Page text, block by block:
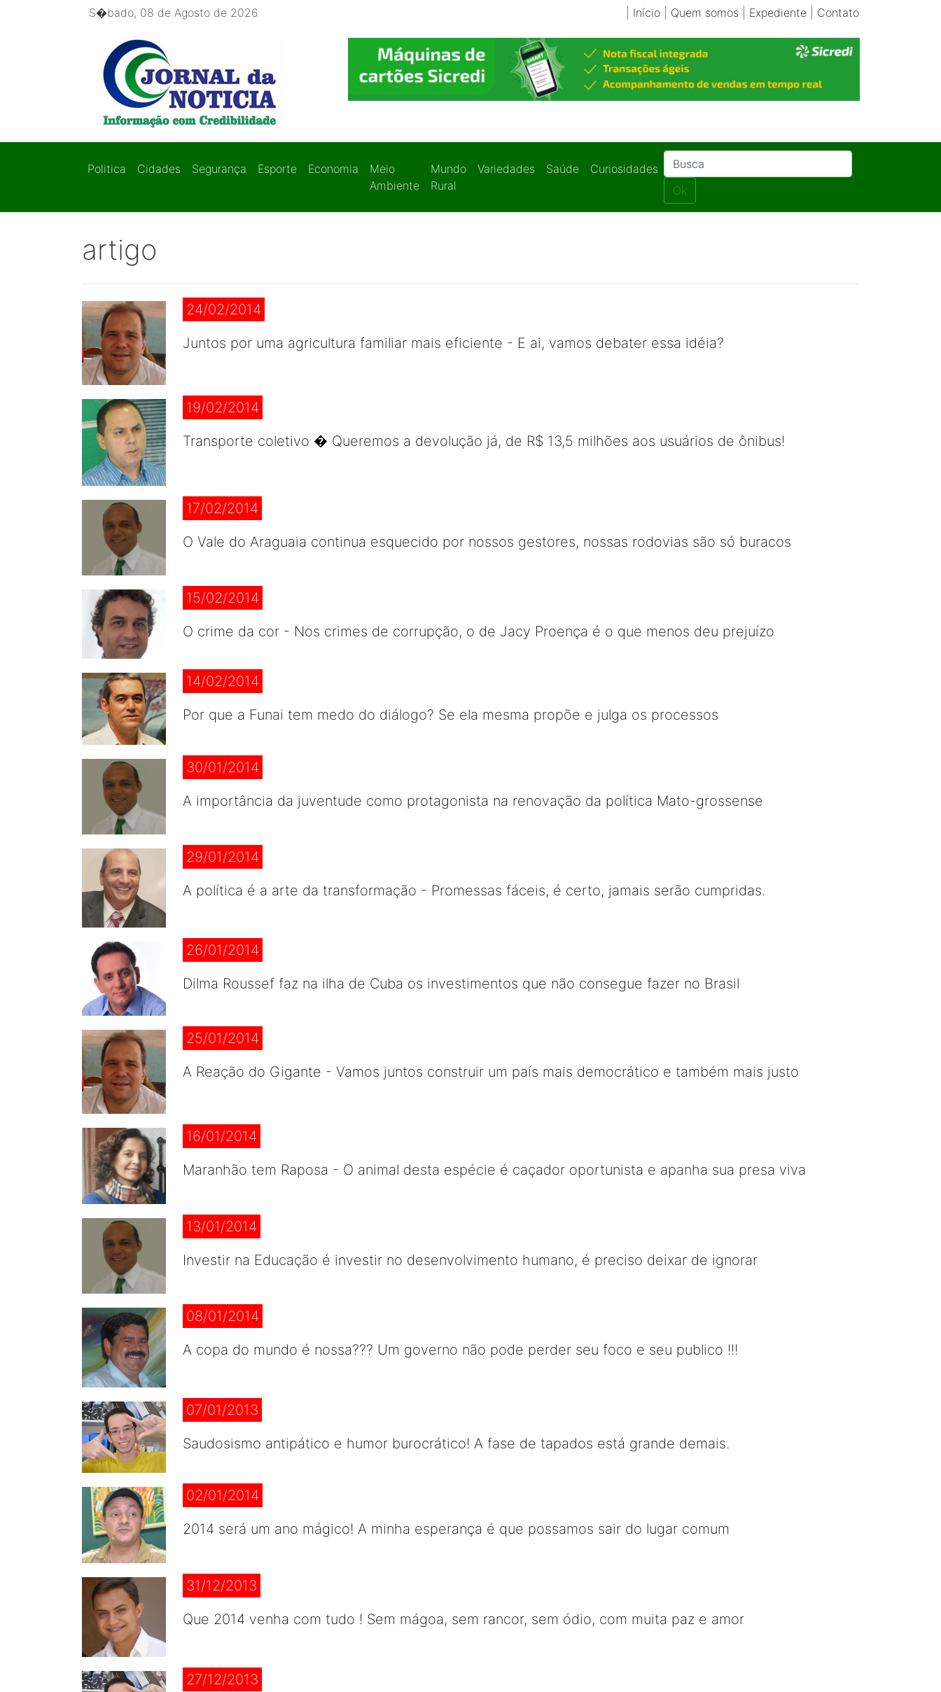
S�bado, 08 de Agosto de 2026 Início| Quem somos Expediente| Contato
Politica Cidades Segurança Esporte Economia
Meio
Ambiente
Mundo
Rural
Variedades Saúde
Curiosidades
Ok
artigo
24/02/2014
Juntos por uma agricultura familiar mais eficiente - E ai, vamos debater essa idéia?
19/02/2014
Transporte coletivo � Queremos a devolução já, de R$ 13,5 milhões aos usuários de ônibus!
17/02/2014
O Vale do Araguaia continua esquecido por nossos gestores, nossas rodovias são só buracos
15/02/2014
O crime da cor - Nos crimes de corrupção, o de Jacy Proença é o que menos deu prejuízo
14/02/2014
Por que a Funai tem medo do diálogo? Se ela mesma propõe e julga os processos
30/01/2014
A importância da juventude como protagonista na renovação da política Mato-grossense
29/01/2014
A política é a arte da transformação - Promessas fáceis, é certo, jamais serão cumpridas.
26/01/2014
Dilma Roussef faz na ilha de Cuba os investimentos que não consegue fazer no Brasil
25/01/2014
A Reação do Gigante - Vamos juntos construir um país mais democrático e também mais justo
16/01/2014
Maranhão tem Raposa - O animal desta espécie é caçador oportunista e apanha sua presa viva
13/01/2014
Investir na Educação é investir no desenvolvimento humano, é preciso deixar de ignorar
08/01/2014
A copa do mundo é nossa??? Um governo não pode perder seu foco e seu publico !!!
07/01/2013
Saudosismo antipático e humor burocrático! A fase de tapados está grande demais.
02/01/2014
2014 será um ano mágico! A minha esperança é que possamos sair do lugar comum
31/12/2013
Que 2014 venha com tudo ! Sem mágoa, sem rancor, sem ódio, com muita paz e amor
27/12/2013